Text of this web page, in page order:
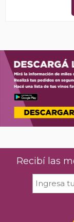
Recibí las